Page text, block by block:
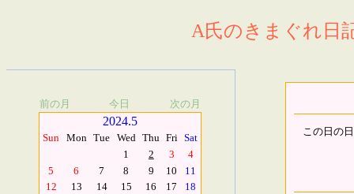
A氏のきまぐれ日
前の月 今日 次の月
2024.5
Sun Mon Tue Wed Thu Fri Sat
1
2 3
4
5
6 7 8 9 10
11
12
13 14 15 16 17
18
この日の